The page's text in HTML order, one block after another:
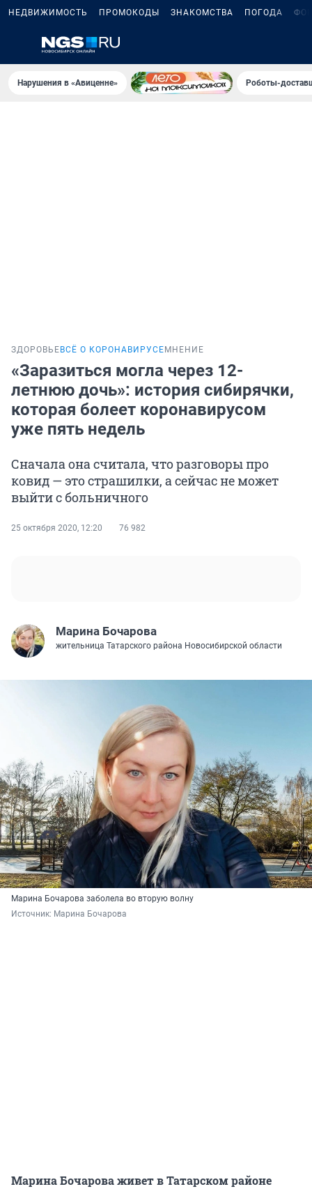
НЕДВИЖИМОСТЬ ПРОМОКОДЫ ЗНАКОМСТВА ПОГОДА
Нарушения в «Авиценне» Роботы-
ЗДОРОВЬЕ ВСЁ О КОРОНАВИРУСЕ МНЕНИЕ
«Заразиться могла через 12-
летнюю дочь»: история сибирячки,
которая болеет коронавирусом
уже пять недель
Сначала она считала, что разговоры про
ковид — это страшилки, а сейчас не может
выйти с больничного
25 октября 2020, 12:20 76 982
Марина Бочарова
жительница Татарского района Новосибирской области
Марина Бочарова заболела во вторую волну
Источник: Марина Бочарова
Марина Бочарова живет в Татарском районе